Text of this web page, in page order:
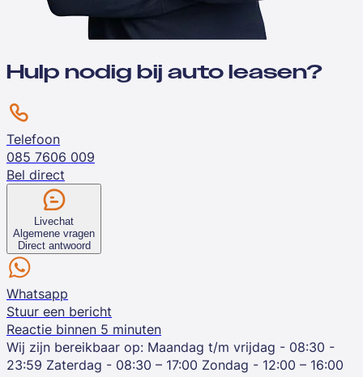
Hulp nodig bij auto leasen?
Telefoon
085 7606 009
Bel direct
Livechat
Algemene vragen
Direct antwoord
Whatsapp
Stuur een bericht
Reactie binnen 5 minuten
Wij zijn bereikbaar op: Maandag t/m vrijdag - 08:30 -
23:59 Zaterdag - 08:30 – 17:00 Zondag - 12:00 – 16:00